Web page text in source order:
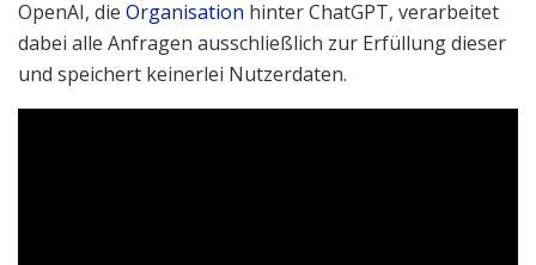
OpenAI, die Organisation hinter ChatGPT, verarbeitet
dabei alle Anfragen ausschließlich zur Erfüllung dieser
und speichert keinerlei Nutzerdaten.